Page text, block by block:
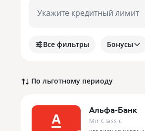
Укажите кредитный лимит
Все фильтры Бонусы
По льготному периоду
Альфа-Банк
Mir Classic